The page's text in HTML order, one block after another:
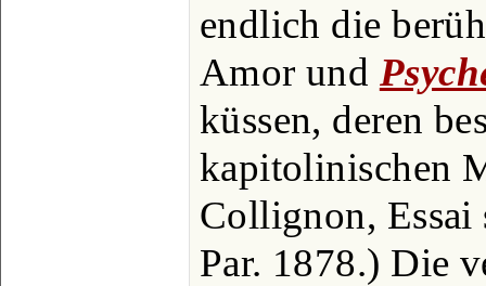
endlich die
Amor und
küssen, deren
kapitolinischen
Collignon, Essai
Par. 1878.) Die